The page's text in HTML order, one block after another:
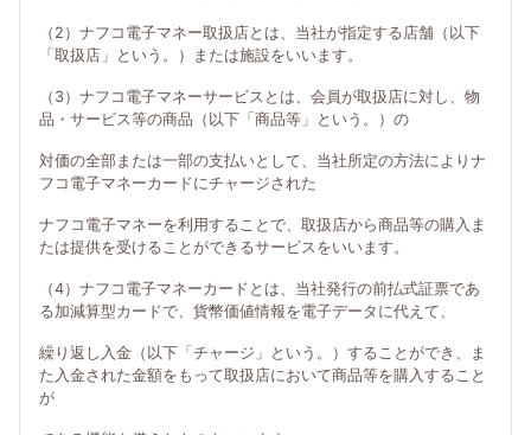
（2）ナフコ電子マネー取扱店とは、当社が指定する店舗（以下
「取扱店」という。）または施設をいいます。
（3）ナフコ電子マネーサービスとは、会員が取扱店に対し、物
品・サービス等の商品（以下「商品等」という。）の
対価の全部または一部の支払いとして、当社所定の方法によりナ
フコ電子マネーカードにチャージされた
ナフコ電子マネーを利用することで、取扱店から商品等の購入ま
たは提供を受けることができるサービスをいいます。
（4）ナフコ電子マネーカードとは、当社発行の前払式証票であ
る加減算型カードで、貨幣価値情報を電子データに代えて、
繰り返し入金（以下「チャージ」という。）することができ、ま
た入金された金額をもって取扱店において商品等を購入すること
が